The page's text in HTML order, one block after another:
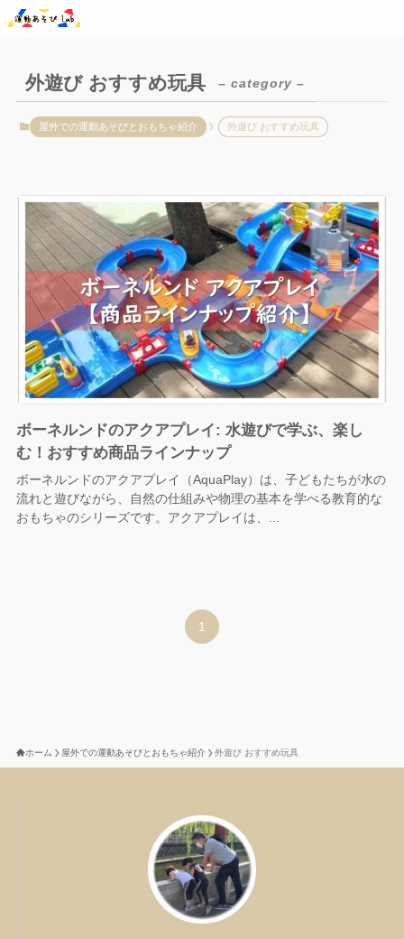
外遊び おすすめ玩具 – category –
屋外での運動あそびとおもちゃ紹介 外遊び おすすめ玩具
ボーネルンドのアクアプレイ: 水遊びで学ぶ、楽し
む！おすすめ商品ラインナップ
ボーネルンドのアクアプレイ（AquaPlay）は、子どもたちが水の
流れと遊びながら、自然の仕組みや物理の基本を学べる教育的な
おもちゃのシリーズです。アクアプレイは、...
1
ホーム 屋外での運動あそびとおもちゃ紹介 外遊び おすすめ玩具